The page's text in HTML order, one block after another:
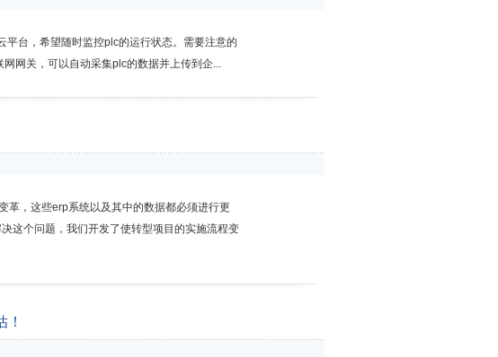
台，希望随时监控plc的运行状态。需要注意的
网关，可以自动采集plc的数据并上传到企...
革，这些erp系统以及其中的数据都必须进行更
这个问题，我们开发了使转型项目的实施流程变
！